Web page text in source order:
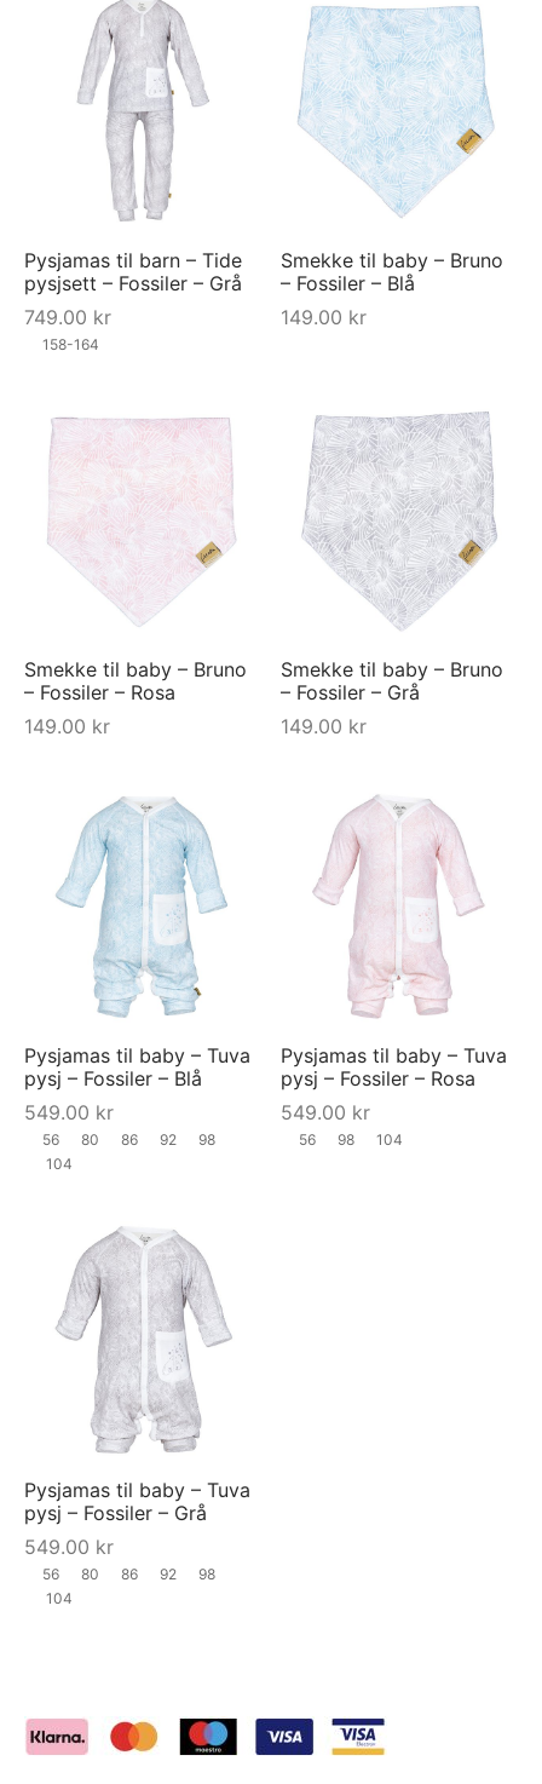
Pysjamas til barn – Tide
pysjsett – Fossiler – Grå
749.00 kr
158-164
Smekke til baby – Bruno
– Fossiler – Blå
149.00 kr
Smekke til baby – Bruno
– Fossiler – Rosa
149.00 kr
Smekke til baby – Bruno
– Fossiler – Grå
149.00 kr
Pysjamas til baby – Tuva
pysj – Fossiler – Blå
549.00 kr
56 80 86 92
98
104
Pysjamas til baby – Tuva
pysj – Fossiler – Rosa
549.00 kr
56 98 104
Pysjamas til baby – Tuva
pysj – Fossiler – Grå
549.00 kr
56 80 86 92
98
104